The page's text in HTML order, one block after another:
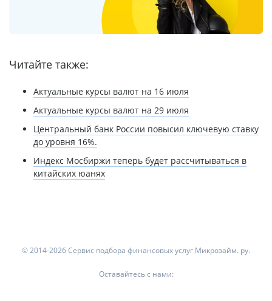
Читайте также:
Актуальные курсы валют на 16 июля
Актуальные курсы валют на 29 июля
Центральный банк России повысил ключевую ставку
до уровня 16%.
Индекс Мосбиржи теперь будет рассчитываться в
китайских юанях
© 2014-2026 Сервис подбора финансовых услуг Микрозайм. ру.
Оставайтесь с нами: